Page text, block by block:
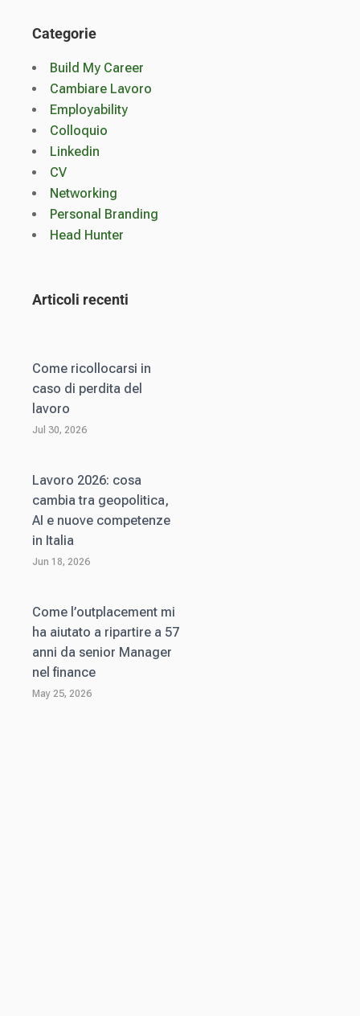
Categorie
Build My Career
Cambiare Lavoro
Employability
Colloquio
Linkedin
CV
Networking
Personal Branding
Head Hunter
Articoli recenti
Come ricollocarsi in
caso di perdita del
lavoro
Jul 30, 2026
Lavoro 2026: cosa
cambia tra geopolitica,
AI e nuove competenze
in Italia
Jun 18, 2026
Come l’outplacement mi
ha aiutato a ripartire a 57
anni da senior Manager
nel finance
May 25, 2026